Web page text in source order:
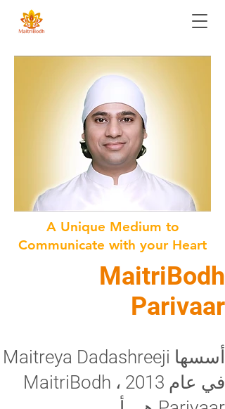
A Unique Medium to
Communicate with your Heart
MaitriBodh
Parivaar
أسسها Maitreya Dadashreeji
في عام 2013 ، MaitriBodh